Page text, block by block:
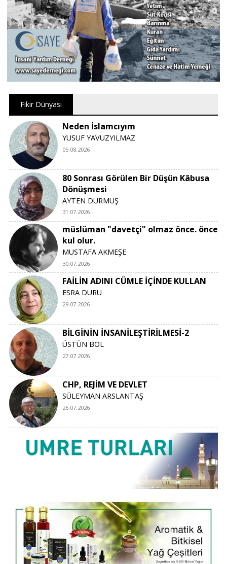
Fikir Dünyası
Neden İslamcıyım
YUSUF YAVUZYILMAZ
05.08.2026
80 Sonrası Görülen Bir Düşün Kâbusa
Dönüşmesi
AYTEN DURMUŞ
31.07.2026
müslüman "davetçi" olmaz önce. önce
kul olur.
MUSTAFA AKMEŞE
30.07.2026
FAİLİN ADINI CÜMLE İÇİNDE KULLAN
ESRA DURU
29.07.2026
BİLGİNİN İNSANİLEŞTİRİLMESİ-2
ÜSTÜN BOL
27.07.2026
CHP, REJİM VE DEVLET
SÜLEYMAN ARSLANTAŞ
26.07.2026